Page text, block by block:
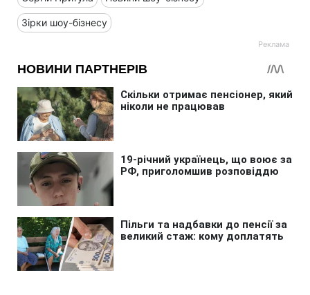
Зірки шоу-бізнесу